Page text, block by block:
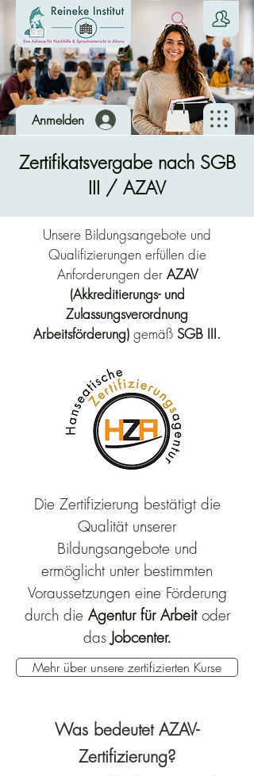
Anmelden
Zertifikatsvergabe nach SGB
III / AZAV
Unsere Bildungsangebote und
Qualifizierungen erfüllen die
Anforderungen der AZAV
(Akkreditierungs- und
Zulassungsverordnung
Arbeitsförderung) gemäß SGB III.
Die Zertifizierung bestätigt die
Qualität unserer
Bildungsangebote und
ermöglicht unter bestimmten
Voraussetzungen eine Förderung
durch die Agentur für Arbeitoder
das Jobcenter.
Mehr über unsere zertifizierten Kurse
Was bedeutet AZAV-
Zertifizierung?